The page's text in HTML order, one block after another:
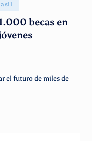
becas en
el futuro de miles de